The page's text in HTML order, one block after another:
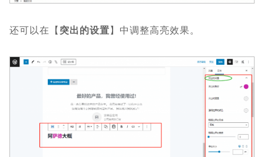
还可以在【突出的设置】中调整高亮效果。